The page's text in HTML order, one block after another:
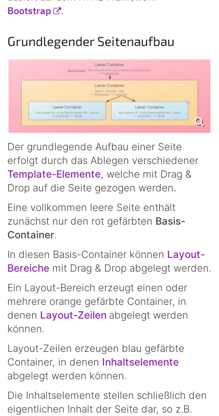
Bootstrap
.
Grundlegender Seitenaufbau
Der grundlegende Aufbau einer Seite
erfolgt durch das Ablegen verschiedener
Template-Elemente, welche mit Drag &
Drop auf die Seite gezogen werden.
Eine vollkommen leere Seite enthält
zunächst nur den rot gefärbten Basis-
Container.
In diesen Basis-Container können Layout-
Bereiche mit Drag & Drop abgelegt werden.
Ein Layout-Bereich erzeugt einen oder
mehrere orange gefärbte Container, in
denen Layout-Zeilen abgelegt werden
können.
Layout-Zeilen erzeugen blau gefärbte
Container, in denen Inhaltselemente
abgelegt werden können.
Die Inhaltselemente stellen schließlich den
eigentlichen Inhalt der Seite dar, so z.B.